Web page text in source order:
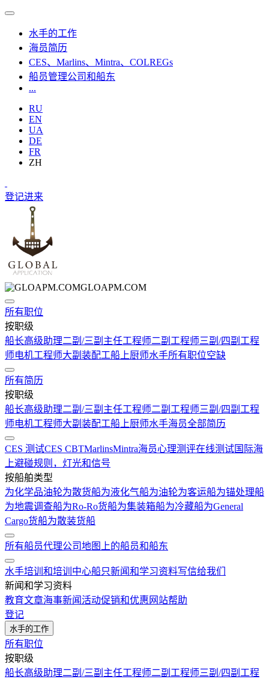
水手的工作
海员简历
CES、Marlins、Mintra、COLREGs
船员管理公司和船东
...
RU
EN
UA
DE
FR
ZH
登记进来
GLOAPM.COM
所有职位
按职级
船长高级助理二副/三副 主任工程师二副工程师三副/四副工程
师电机工程师大副 装配工船上厨师水手所有职位空缺
所有简历
按职级
船长高级助理二副/三副 主任工程师二副工程师三副/四副工程
师电机工程师大副 装配工船上厨师水手海员全部简历
CES 测试CES CBTMarlinsMintra海员心理测评在线测试国际海
上避碰规则，灯光和信号
按船舶类型
为化学品油轮为散货船为液化气船为油轮为客运船为锚处理船
为地震调查船为Ro-Ro货船为集装箱船为冷藏船为General
Cargo货船为散装货船
所有船员代理公司地图上的船员和船东
水手培训和培训中心船只新闻和学习资料写信给我们
新闻和学习资料
教育文章海事新闻活动促销和优惠 网站帮助
登记
水手的工作
所有职位
按职级
船长高级助理二副/三副 主任工程师二副工程师三副/四副工程